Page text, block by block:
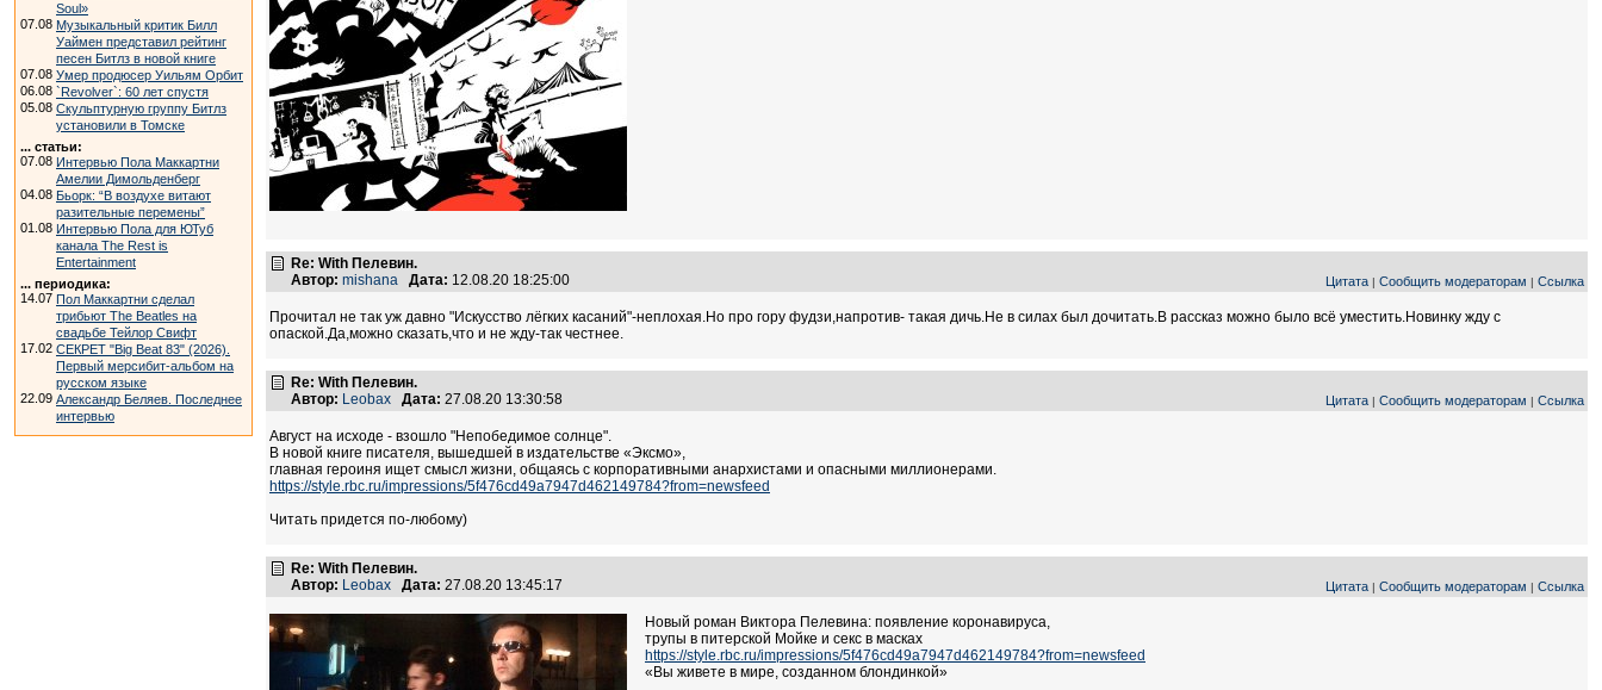
Soul»
07.08 Музыкальный критик Билл
Уаймен представил рейтинг
песен Битлз в новой книге
07.08 Умер продюсер Уильям Орбит
06.08 `Revolver`: 60 лет спустя
05.08 Скульптурную группу Битлз
установили в Томске
... статьи:
07.08 Интервью Пола Маккартни
Амелии Димольденберг
04.08 Бьорк: “В воздухе витают
разительные перемены”
01.08 Интервью Пола для ЮТуб
канала The Rest is
Entertainment
... периодика:
14.07 Пол Маккартни сделал
трибьют The Beatles на
свадьбе Тейлор Свифт
17.02 СЕКРЕТ "Big Beat 83" (2026).
Первый мерсибит-альбом на
русском языке
22.09 Александр Беляев. Последнее
интервью
Re: With Пелевин.
Автор: mishana Дата: 12.08.20 18:25:00 Цитата Сообщить модераторам Ссылка
Прочитал не так уж давно "Искусство лёгких касаний"-неплохая.Но про гору фудзи,напротив- такая дичь.Не в силах был дочитать.В рассказ можно было всё уместить.Новинку жду с
опаской.Да,можно сказать,что и не жду-так честнее.
Re: With Пелевин.
Автор: Leobax Дата: 27.08.20 13:30:58 Цитата Сообщить модераторам Ссылка
Август на исходе - взошло "Непобедимое солнце".
В новой книге писателя, вышедшей в издательстве «Эксмо»,
главная героиня ищет смысл жизни, общаясь с корпоративными анархистами и опасными миллионерами.
https://style.rbc.ru/impressions/5f476cd49a7947d462149784?from=newsfeed
Читать придется по-любому)
Re: With Пелевин.
Автор: Leobax Дата: 27.08.20 13:45:17 Цитата Сообщить модераторам Ссылка
Новый роман Виктора Пелевина: появление коронавируса,
трупы в питерской Мойке и секс в масках
https://style.rbc.ru/impressions/5f476cd49a7947d462149784?from=newsfeed
«Вы живете в мире, созданном блондинкой»